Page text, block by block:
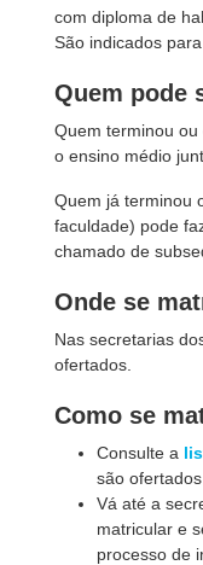
com diploma de
São indicados
Quem pode
Quem terminou
o ensino médio
Quem já terminou
faculdade) pode
chamado de
Onde se
Nas secretarias
ofertados.
Como se
Consulte a
são ofertados
Vá até a
matricular e
processo de